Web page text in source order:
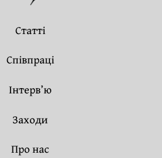
Статті
Співпраці
Інтерв’ю
Заходи
Про нас